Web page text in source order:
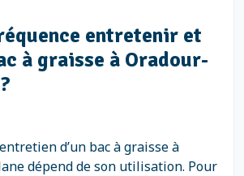
entretenir et
à graisse à Oradour-
d’un bac à graisse à
dépend de son utilisation. Pour